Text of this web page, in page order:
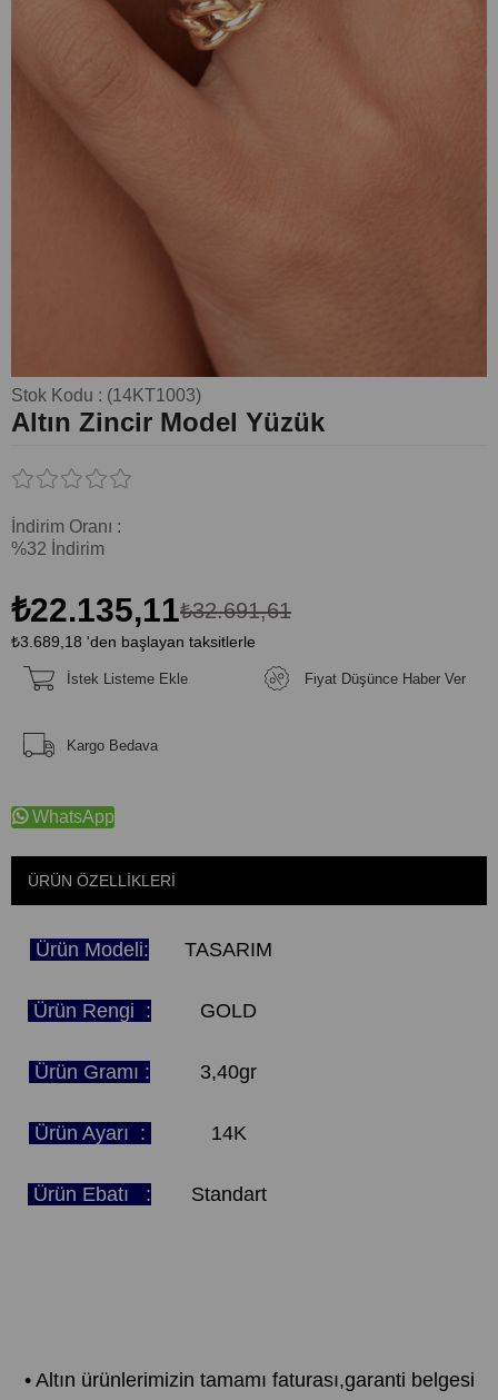
Stok Kodu (14KT1003)
Altın Zincir Model Yüzük
İndirim Oranı :
%32 İndirim
₺32.691,61
₺22.135,11
₺3.689,18 'den başlayan taksitlerle
İstek Listeme Ekle Fiyat Düşünce Haber Ver
Kargo Bedava
WhatsApp
ÜRÜN ÖZELLIKLERI
Ürün Modeli: TASARIM
Ürün Rengi : GOLD
Ürün Gramı : 3,40gr
Ürün Ayarı : 14K
Ürün Ebatı : Standart
• Altın ürünlerimizin tamamı faturası,garanti belgesi